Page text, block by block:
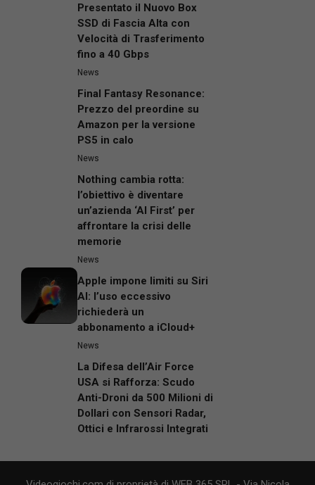
Presentato il Nuovo Box
SSD di Fascia Alta con
Velocità di Trasferimento
fino a 40 Gbps
News
Final Fantasy Resonance:
Prezzo del preordine su
Amazon per la versione
PS5 in calo
News
Nothing cambia rotta:
l’obiettivo è diventare
un’azienda ‘AI First’ per
affrontare la crisi delle
memorie
News
Apple impone limiti su Siri
AI: l’uso eccessivo
richiederà un
abbonamento a iCloud+
News
La Difesa dell’Air Force
USA si Rafforza: Scudo
Anti-Droni da 500 Milioni di
Dollari con Sensori Radar,
Ottici e Infrarossi Integrati